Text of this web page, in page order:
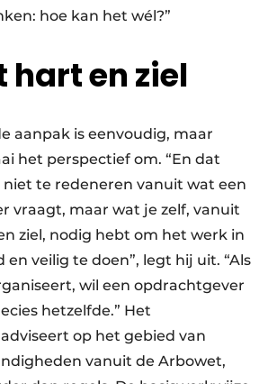
hoe kan het wél?”
hart en ziel
aanpak is eenvoudig, maar
het perspectief om. “En dat
niet te redeneren vanuit wat een
vraagt, maar wat je zelf, vanuit
ziel, nodig hebt om het werk in
en veilig te doen”, legt hij uit. “Als
wil een opdrachtgever
hetzelfde.” Het
op het gebied van
vanuit de Arbowet,